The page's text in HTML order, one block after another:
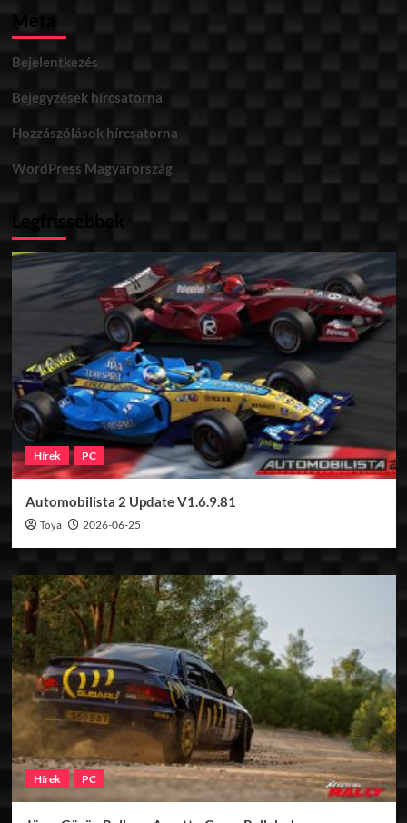
Meta
Bejelentkezés
Bejegyzések hírcsatorna
Hozzászólások hírcsatorna
WordPress Magyarország
Legfrissebbek
Hírek PC
Automobilista 2 Update V1.6.9.81
Toya 2026-06-25
Hírek PC